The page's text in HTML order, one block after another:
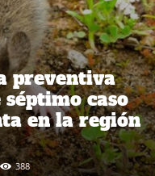
preventiva
caso
en la región
388